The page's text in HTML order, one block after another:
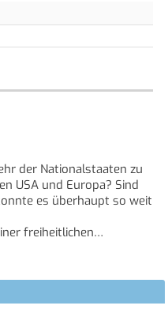
der Nationalstaaten zu
USA und Europa? Sind
es überhaupt so weit
freiheitlichen
je erlebt hat." William
durch eine